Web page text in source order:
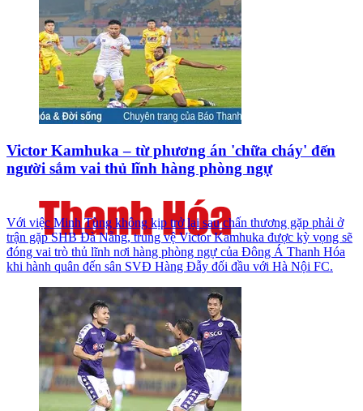
Victor Kamhuka – từ phương án 'chữa cháy' đến
người sắm vai thủ lĩnh hàng phòng ngự
Với việc Minh Tùng không kịp trở lại sau chấn thương gặp phải ở
trận gặp SHB Đà Nẵng, trung vệ Victor Kamhuka được kỳ vọng sẽ
đóng vai trò thủ lĩnh nơi hàng phòng ngự của Đông Á Thanh Hóa
khi hành quân đến sân SVĐ Hàng Đẫy đối đầu với Hà Nội FC.